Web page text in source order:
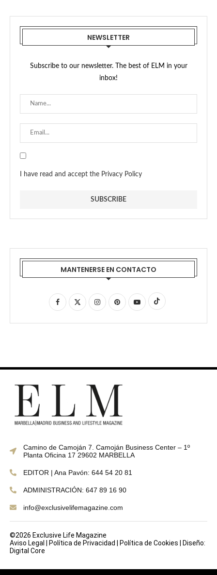
NEWSLETTER
Subscribe to our newsletter. The best of ELM in your
inbox!
I have read and accept the Privacy Policy
MANTENERSE EN CONTACTO
Camino de Camoján 7. Camoján Business Center – 1º
Planta Oficina 17 29602 MARBELLA
EDITOR | Ana Pavón: 644 54 20 81
ADMINISTRACIÓN: 647 89 16 90
info@exclusivelifemagazine.com
©2026 Exclusive Life Magazine
Aviso Legal
Política de Privacidad Política de Cookies
Diseño:
Digital Core